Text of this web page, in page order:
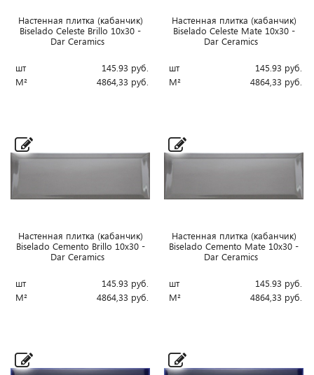
Настенная плитка (кабанчик)
Biselado Celeste Brillo 10x30 -
Dar Ceramics
шт 145.93 руб.
М²
4864,33 руб.
Настенная плитка (кабанчик)
Biselado Celeste Mate 10x30 -
Dar Ceramics
шт 145.93 руб.
М²
4864,33 руб.
Настенная плитка (кабанчик)
Biselado Cemento Brillo 10x30 -
Dar Ceramics
шт 145.93 руб.
М²
4864,33 руб.
Настенная плитка (кабанчик)
Biselado Cemento Mate 10x30 -
Dar Ceramics
шт 145.93 руб.
М²
4864,33 руб.